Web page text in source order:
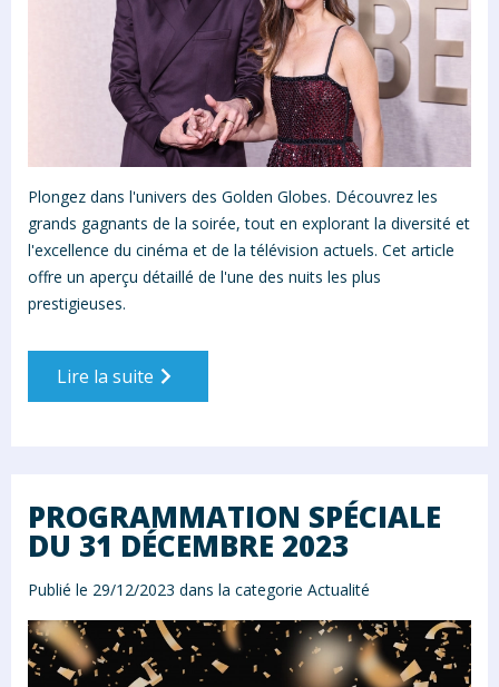
Plongez dans l'univers des Golden Globes. Découvrez les
grands gagnants de la soirée, tout en explorant la diversité et
l'excellence du cinéma et de la télévision actuels. Cet article
offre un aperçu détaillé de l'une des nuits les plus
prestigieuses.
Lire la suite
PROGRAMMATION SPÉCIALE
DU 31 DÉCEMBRE 2023
Publié le 29/12/2023 dans la categorie Actualité